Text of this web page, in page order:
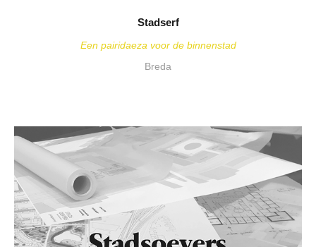
Stadserf
Een pairidaeza voor de binnenstad
Breda